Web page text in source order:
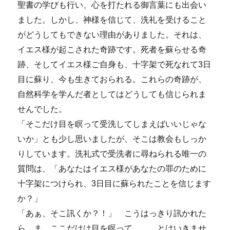
聖書の学びも行い、心を打たれる御言葉にも出会い
ました。しかし、神様を信じて、洗礼を受けること
がどうしてもできない理由がありました。それは、
イエス様が起こされた奇跡です。死者を蘇らせる奇
跡、そしてイエス様ご自身も、十字架で死なれて3日
目に蘇り、今も生きておられる。これらの奇跡が、
自然科学を学んだ者としてはどうしても信じられま
せんでした。
「そこだけ目を瞑って受洗してしまえばいいじゃな
いか」とも少し思いましたが、そこは教会もしっか
りしています。洗礼式で受洗者に尋ねられる唯一の
質問は、「あなたはイエス様があなたの罪のために
十字架につけられ、3日目に蘇られたことを信じます
か？」
「あぁ、そこ訊くか？！」 こうはっきり訊かれた